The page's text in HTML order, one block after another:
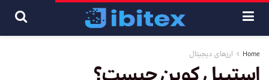
Home ارزهای دیجیتال